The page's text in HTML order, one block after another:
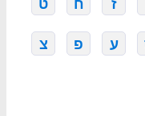
ז ח ט
ע פ צ